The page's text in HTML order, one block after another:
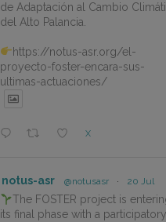
de Adaptación al Cambio
del Alto Palancia.
https://notus-asr.org/el-
proyecto-foster-encara-sus-
ultimas-actuaciones/
X
notus-asr @notusasr · 20 Jul
The FOSTER project is
its final phase with a participatory